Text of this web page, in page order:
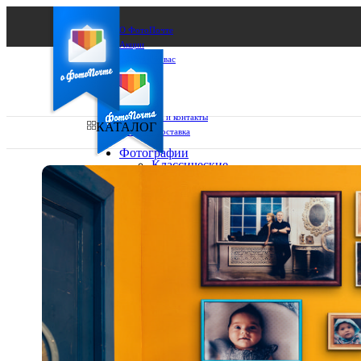
О ФотоПочте
Акции
Сделаем за вас
Бизнесу
FAQ
Франшиза
Поддержка и контакты
Оплата и доставка
Ваш город:
Выберите из списка:
КАТАЛОГ
Фотографии
Классические
10х10
10х15
13х18
15х15
15х20
20х20
20х30
30х30
30х40